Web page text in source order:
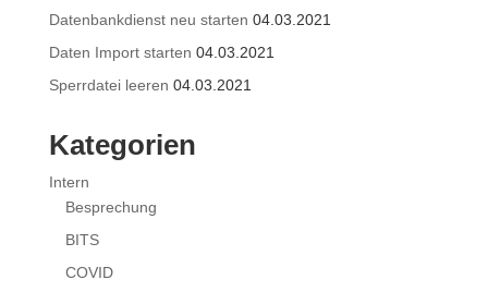
Datenbankdienst neu starten 04.03.2021
Daten Import starten 04.03.2021
Sperrdatei leeren 04.03.2021
Kategorien
Intern
Besprechung
BITS
COVID